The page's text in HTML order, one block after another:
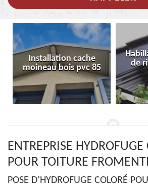
Installation cache
moineau bois pvc 85
de
ENTREPRISE HYDROFUGE
POUR TOITURE
POSE D’HYDROFUGE COLORÉ